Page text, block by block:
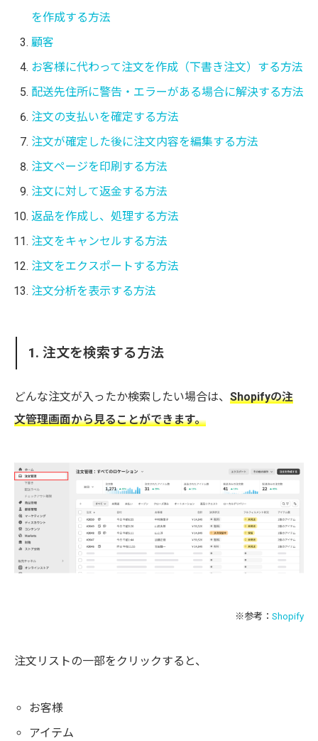
を作成する方法
顧客
お客様に代わって注文を作成（下書き注文）する方法
配送先住所に警告・エラーがある場合に解決する方法
注文の支払いを確定する方法
注文が確定した後に注文内容を編集する方法
注文ページを印刷する方法
注文に対して返金する方法
返品を作成し、処理する方法
注文をキャンセルする方法
注文をエクスポートする方法
注文分析を表示する方法
1. 注文を検索する方法
どんな注文が入ったか検索したい場合は、 Shopifyの注
文管理画面から見ることができます。
※参考： Shopify
注文リストの一部をクリックすると、
お客様
アイテム